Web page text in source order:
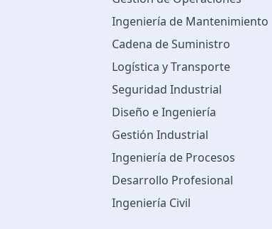
Ingeniería de Mantenimiento
Cadena de Suministro
Logística y Transporte
Seguridad Industrial
Diseño e Ingeniería
Gestión Industrial
Ingeniería de Procesos
Desarrollo Profesional
Ingeniería Civil